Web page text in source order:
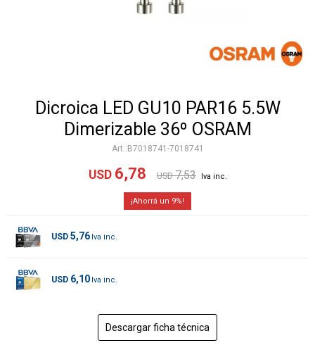
Dicroica LED GU10 PAR16 5.5W
Dimerizable 36º OSRAM
B7018741-7018741
USD 6,78 USD 7,53
9
USD 5,76
USD 6,10
Descargar ficha técnica